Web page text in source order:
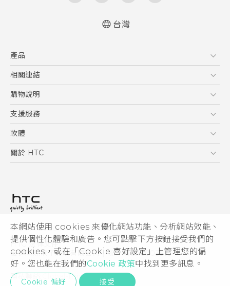
本網站使用 cookies 來優化網站功能、分析網站效能、
提供個性化體驗和廣告。您可點擊下方按鈕接受我們的
cookies，或在「Cookie 喜好設定」上管理您的偏
好。您也能在我們的Cookie 政策中找到更多訊息。
Cookie 偏好 接受
台灣
產品
5G
智慧型手機
配件
相關連結
HTC Research
購物說明
購物須知
訂單管理
付款方式
支援服務
到府收送維修服務
服務中心資訊
客戶服務佈告欄
軟體
應用程式
HTC Sync Manager
關於 HTC
投資人
隱私權政策
產品安全性
Cookie
Security and Privacy Whitepaper
© 2011-2026 HTC Corporation
HTC 法律文件
宏達國際電子股份有限公司 | 統一編號16003518
隱私聯絡: Global-Privacy@htc.com